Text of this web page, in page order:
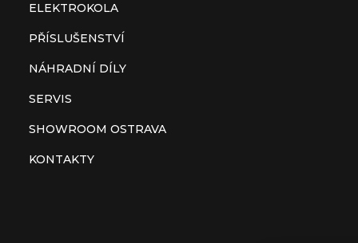
ELEKTROKOLA
PŘÍSLUŠENSTVÍ
NÁHRADNÍ DÍLY
SERVIS
SHOWROOM OSTRAVA
KONTAKTY